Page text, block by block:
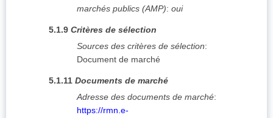
marchés publics (AMP): oui
5.1.9 Critères de sélection
Sources des critères de sélection:
Document de marché
5.1.11 Documents de marché
Adresse des documents de marché:
https://rmn.e-